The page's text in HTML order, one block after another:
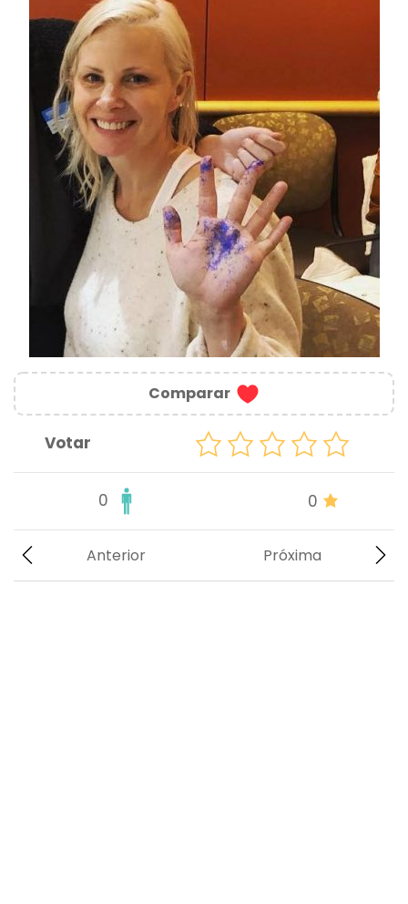
Comparar
Votar
0 0
Próxima
Anterior